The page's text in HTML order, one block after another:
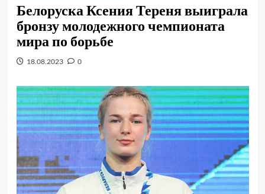
Белоруска Ксения Тереня выиграла
бронзу молодежного чемпионата
мира по борьбе
18.08.2023 0